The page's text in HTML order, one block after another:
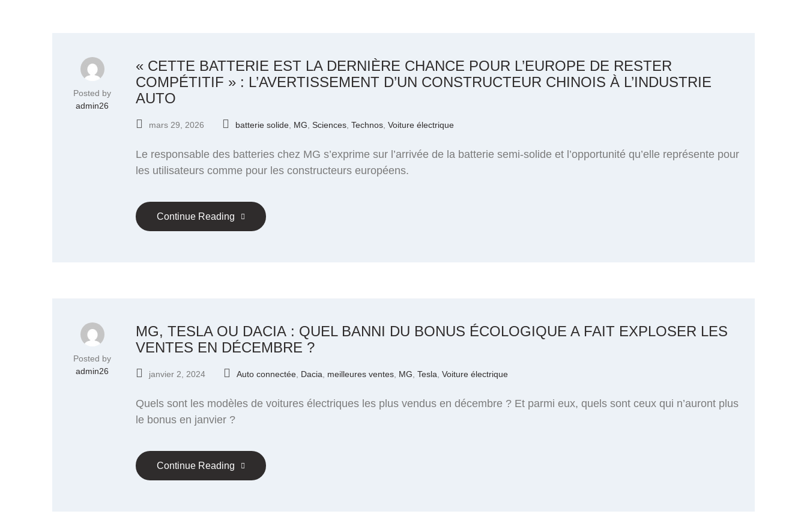
Posted by
admin26
« CETTE BATTERIE EST LA DERNIÈRE CHANCE POUR L’EUROPE DE RESTER
COMPÉTITIF » : L’AVERTISSEMENT D’UN CONSTRUCTEUR CHINOIS À L’INDUSTRIE
AUTO
mars 29, 2026 batterie solide MG Sciences Technos Voiture électrique
Le responsable des batteries chez MG s’exprime sur l’arrivée de la batterie semi-solide et l’opportunité qu’elle représente pour
les utilisateurs comme pour les constructeurs européens.
Continue Reading
Posted by
admin26
MG, TESLA OU DACIA : QUEL BANNI DU BONUS ÉCOLOGIQUE A FAIT EXPLOSER LES
VENTES EN DÉCEMBRE ?
janvier 2, 2024 Auto connectée Dacia meilleures ventes MG Tesla Voiture électrique
Quels sont les modèles de voitures électriques les plus vendus en décembre ? Et parmi eux, quels sont ceux qui n’auront plus
le bonus en janvier ?
Continue Reading